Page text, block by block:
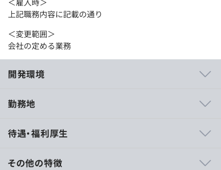
上記職務内容に記載の通り
＜変更範囲＞
会社の定める業務
開発環境
継続的に関わることができます。
上させることが可能です。
勤務地
待遇・福利厚生
その他の特徴